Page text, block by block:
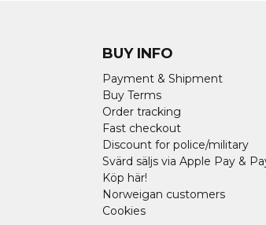
BUY INFO
Payment & Shipment
Buy Terms
Order tracking
Fast checkout
Discount for police/military
Svärd säljs via Apple Pay &
Köp här!
Norweigan customers
Cookies